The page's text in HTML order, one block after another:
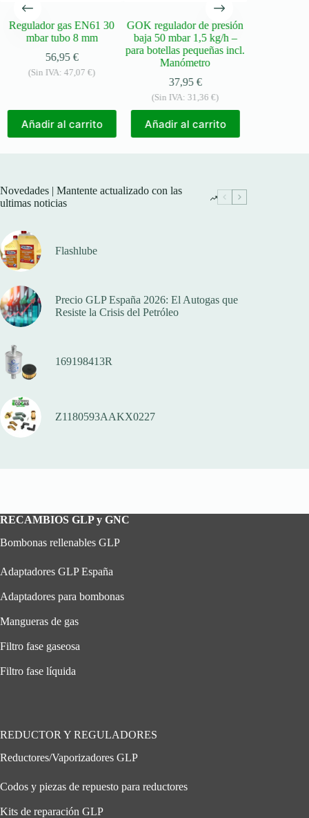
Regulador gas EN61 30
mbar tubo 8 mm
56,95 €
(Sin IVA:47,07€)
Añadir al carrito
GOK regulador de presión
baja 50 mbar 1,5 kg/h –
para botellas pequeñas incl.
Manómetro
37,95 €
(Sin IVA:31,36€)
Añadir al carrito
Novedades | Mantente actualizado con las
ultimas noticias
Flashlube
Precio GLP España 2026: El Autogas que
Resiste la Crisis del Petróleo
169198413R
Z1180593AAKX0227
RECAMBIOS GLP y GNC
Bombonas rellenables GLP
Adaptadores GLP España
Adaptadores para bombonas
Mangueras de gas
Filtro fase gaseosa
Filtro fase líquida
REDUCTOR Y REGULADORES
Reductores/Vaporizadores GLP
Codos y piezas de repuesto para reductores
Kits de reparación GLP